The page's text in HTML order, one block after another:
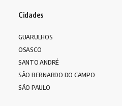
Cidades
GUARULHOS
OSASCO
SANTO ANDRÉ
SÃO BERNARDO DO CAMPO
SÃO PAULO